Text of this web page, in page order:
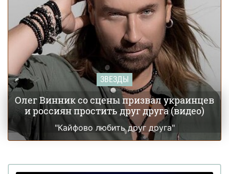
ЗВЕЗДЫ
Олег Винник со сцены призвал украинцев
и россиян простить друг друга (видео)
"Кайфово любить друг друга"